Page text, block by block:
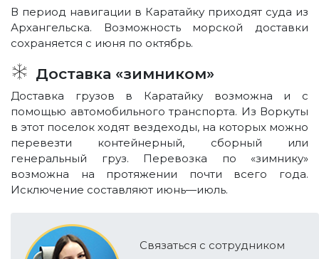
В период навигации в Каратайку приходят суда из
Архангельска. Возможность морской доставки
сохраняется с июня по октябрь.
Доставка «зимником»
Доставка грузов в Каратайку возможна и с
помощью автомобильного транспорта. Из Воркуты
в этот поселок ходят вездеходы, на которых можно
перевезти контейнерный, сборный или
генеральный груз. Перевозка по «зимнику»
возможна на протяжении почти всего года.
Исключение составляют июнь—июль.
Связаться с сотрудником